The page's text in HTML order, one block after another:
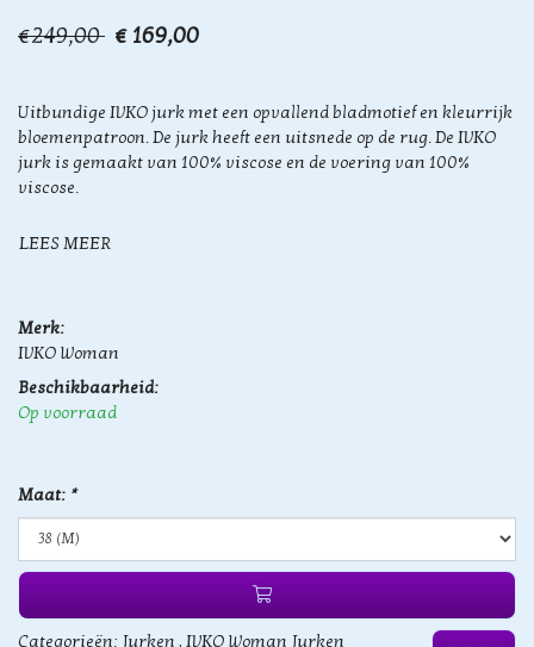
€249,00 € 169,00
Uitbundige IVKO jurk met een opvallend bladmotief en kleurrijk
bloemenpatroon. De jurk heeft een uitsnede op de rug. De IVKO
jurk is gemaakt van 100% viscose en de voering van 100%
viscose.
LEES MEER
Merk:
IVKO Woman
Beschikbaarheid:
Op voorraad
Maat: *
Categorieën: Jurken , IVKO Woman Jurken